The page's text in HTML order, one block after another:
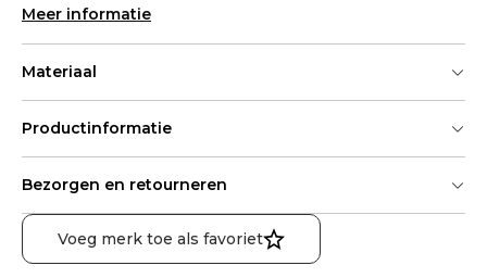
Meer informatie
Materiaal
Productinformatie
Bezorgen en retourneren
Voeg merk toe als favoriet